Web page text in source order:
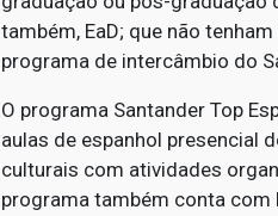
também, EaD; que não
programa de intercâmbio do
O programa Santander Top
aulas de espanhol presencial
culturais com atividades
programa também conta com